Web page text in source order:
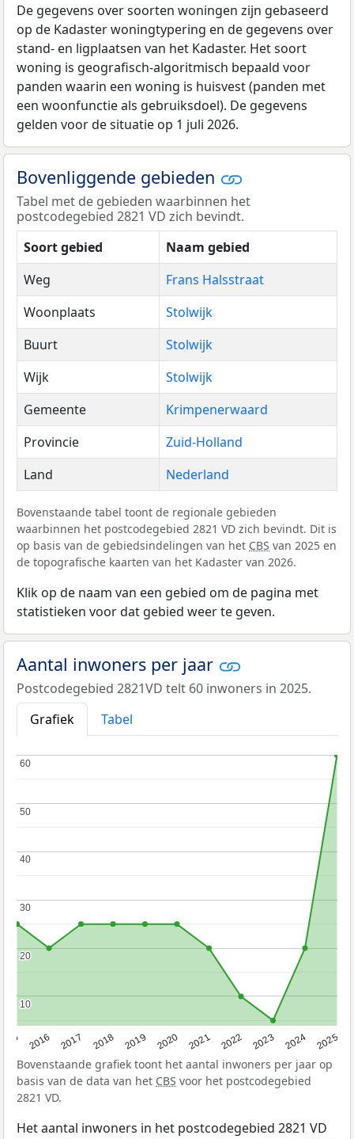
De gegevens over soorten woningen zijn gebaseerd
op de Kadaster woningtypering en de gegevens over
stand- en ligplaatsen van het Kadaster. Het soort
woning is geografisch-algoritmisch bepaald voor
panden waarin een woning is huisvest (panden met
een woonfunctie als gebruiksdoel). De gegevens
gelden voor de situatie op 1 juli 2026.
Bovenliggende gebieden
Tabel met de gebieden waarbinnen het
postcodegebied 2821 VD zich bevindt.
Soort gebied
Naam gebied
Weg
Frans Halsstraat
Woonplaats
Stolwijk
Buurt
Stolwijk
Wijk
Stolwijk
Gemeente
Krimpenerwaard
Provincie
Zuid-Holland
Land
Nederland
Bovenstaande tabel toont de regionale gebieden
waarbinnen het postcodegebied 2821 VD zich bevindt. Dit is
op basis van de gebiedsindelingen van het CBS van 2025 en
de topografische kaarten van het Kadaster van 2026.
Klik op de naam van een gebied om de pagina met
statistieken voor dat gebied weer te geven.
Aantal inwoners per jaar
Postcodegebied 2821VD telt 60 inwoners in 2025.
Grafiek
Tabel
2016 2017 2018 2019 2020 2021 2022 2023 2024 2025
10
10
20
20
30
30
40
40
50
50
60
60
Bovenstaande grafiek toont het aantal inwoners per jaar op
basis van de data van het CBS voor het postcodegebied
2821 VD.
Het aantal inwoners in het postcodegebied 2821 VD